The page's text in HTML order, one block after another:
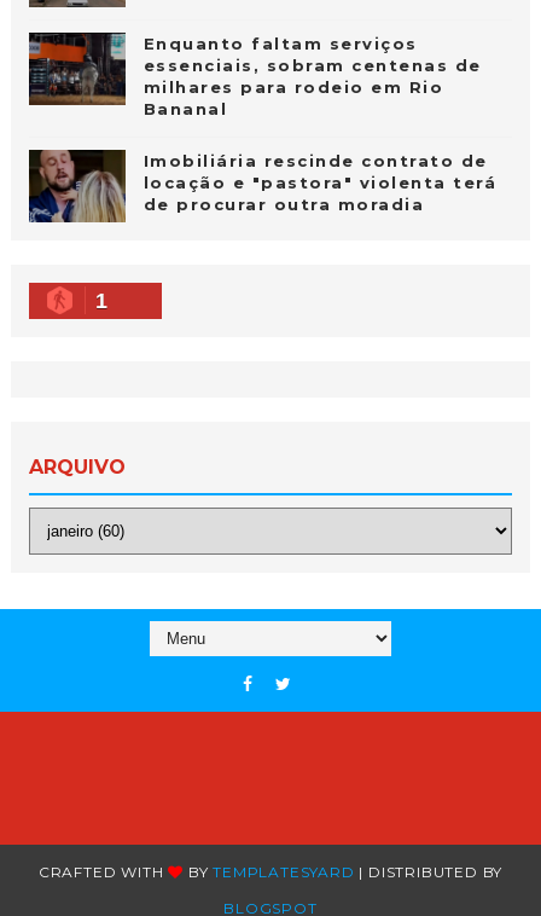
Enquanto faltam serviços
essenciais, sobram centenas de
milhares para rodeio em Rio
Bananal
Imobiliária rescinde contrato de
locação e "pastora" violenta terá
de procurar outra moradia
1
ARQUIVO
CRAFTED WITH BYTEMPLATESYARD | DISTRIBUTED BY
BLOGSPOT